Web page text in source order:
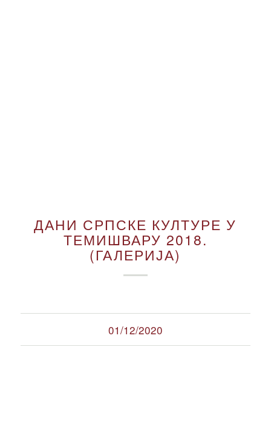
ДАНИ СРПСКЕ КУЛТУРЕ У
ТЕМИШВАРУ 2018.
(ГАЛЕРИЈА)
01/12/2020